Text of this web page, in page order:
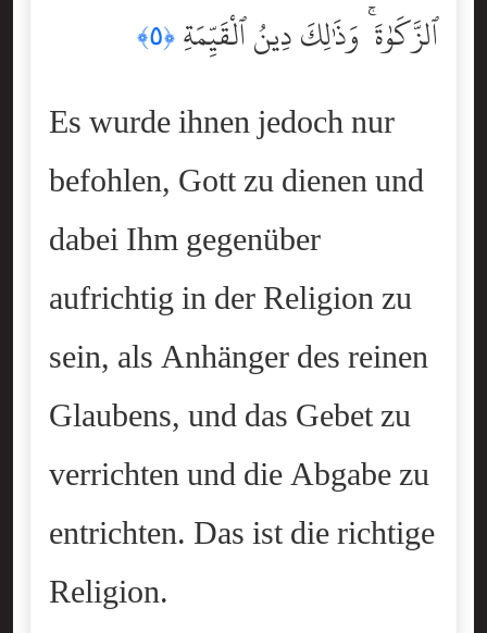
ٱلزَّكَوٰةَ ۚ وَذَٰلِكَ دِينُ ٱلْقَيِّمَةِ ﴿٥﴾
Es wurde ihnen jedoch nur
befohlen, Gott zu dienen und
dabei Ihm gegenüber
aufrichtig in der Religion zu
sein, als Anhänger des reinen
Glaubens, und das Gebet zu
verrichten und die Abgabe zu
entrichten. Das ist die richtige
Religion.